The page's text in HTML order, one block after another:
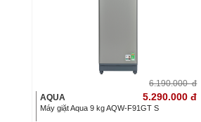
6.190.000 đ
AQUA
5.290.000 đ
Máy giặt Aqua 9 kg AQW-F91GT S